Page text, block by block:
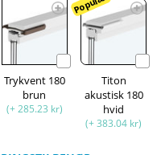
Trykvent 180
brun
(+ 285.23 kr)
Titon
akustisk 180
hvid
(+ 383.04 kr)